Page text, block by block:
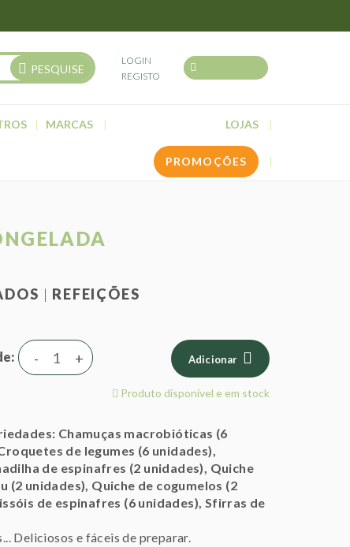
PESQUISE
LOGIN
REGISTO
MARCAS LOJAS
PROMOÇÕES
REFEIÇÕES
+
- Adicionar
Produto disponível e em stock
Chamuças macrobióticas (6
de legumes (6 unidades),
de espinafres (2 unidades), Quiche
(2 unidades), Quiche de cogumelos (2
de espinafres (6 unidades), Sfirras de
Deliciosos e fáceis de preparar.